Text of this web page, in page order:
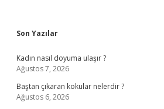
Sidebar
Son Yazılar
Kadın nasıl doyuma ulaşır ?
Ağustos 7, 2026
Baştan çıkaran kokular nelerdir ?
Ağustos 6, 2026